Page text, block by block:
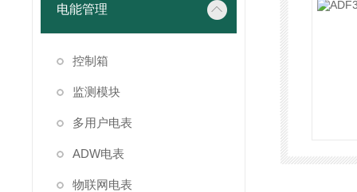
电能管理
控制箱
监测模块
多用户电表
ADW电表
物联网电表